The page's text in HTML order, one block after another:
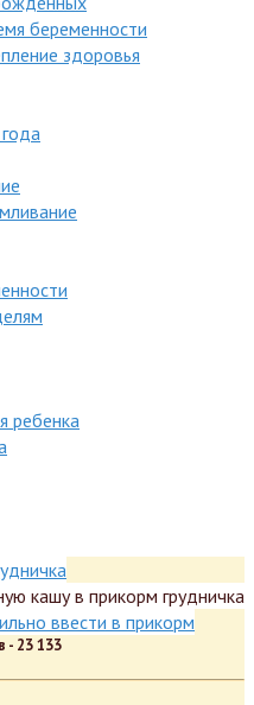
беременности
здоровья
ребенка
- 23 133